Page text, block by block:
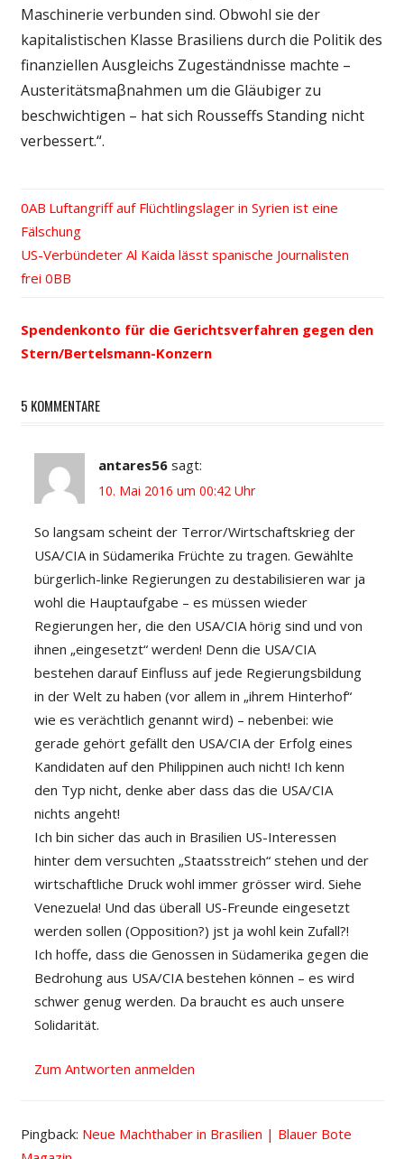
Maschinerie verbunden sind. Obwohl sie der
kapitalistischen Klasse Brasiliens durch die Politik des
finanziellen Ausgleichs Zugeständnisse machte –
Austeritätsmaβnahmen um die Gläubiger zu
beschwichtigen – hat sich Rousseffs Standing nicht
verbessert.“.
Beitrags-
Navigation
Vorheriger
Beitrag:
Luftangriff auf Flüchtlingslager in Syrien ist eine
Fälschung
Nächster
Beitrag:
US-Verbündeter Al Kaida lässt spanische Journalisten
frei
Spendenkonto für die Gerichtsverfahren gegen den
Stern/Bertelsmann-Konzern
5 KOMMENTARE
antares56 sagt:
10. Mai 2016 um 00:42 Uhr
So langsam scheint der Terror/Wirtschaftskrieg der
USA/CIA in Südamerika Früchte zu tragen. Gewählte
bürgerlich-linke Regierungen zu destabilisieren war ja
wohl die Hauptaufgabe – es müssen wieder
Regierungen her, die den USA/CIA hörig sind und von
ihnen „eingesetzt“ werden! Denn die USA/CIA
bestehen darauf Einfluss auf jede Regierungsbildung
in der Welt zu haben (vor allem in „ihrem Hinterhof“
wie es verächtlich genannt wird) – nebenbei: wie
gerade gehört gefällt den USA/CIA der Erfolg eines
Kandidaten auf den Philippinen auch nicht! Ich kenn
den Typ nicht, denke aber dass das die USA/CIA
nichts angeht!
Ich bin sicher das auch in Brasilien US-Interessen
hinter dem versuchten „Staatsstreich“ stehen und der
wirtschaftliche Druck wohl immer grösser wird. Siehe
Venezuela! Und das überall US-Freunde eingesetzt
werden sollen (Opposition?) jst ja wohl kein Zufall?!
Ich hoffe, dass die Genossen in Südamerika gegen die
Bedrohung aus USA/CIA bestehen können – es wird
schwer genug werden. Da braucht es auch unsere
Solidarität.
Zum Antworten anmelden
Pingback: Neue Machthaber in Brasilien | Blauer Bote